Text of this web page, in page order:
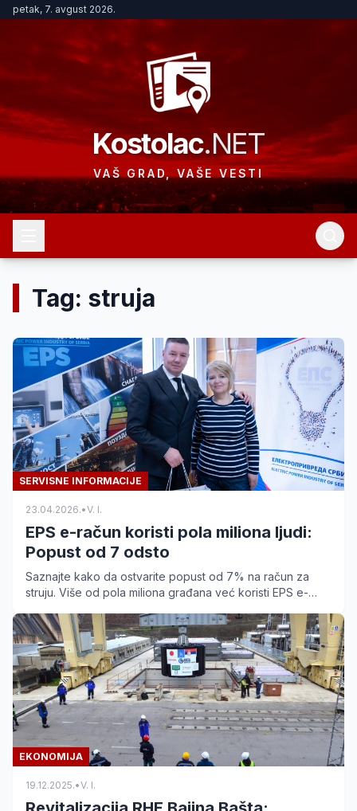
petak, 7. avgust 2026.
Kostolac.NET
VAŠ GRAD, VAŠE VESTI
Tag: struja
SERVISNE INFORMACIJE
23.04.2026.•V. I.
EPS e-račun koristi pola miliona ljudi:
Popust od 7 odsto
Saznajte kako da ostvarite popust od 7% na račun za
struju. Više od pola miliona građana već koristi EPS e-
EKONOMIJA
19.12.2025.•V. I.